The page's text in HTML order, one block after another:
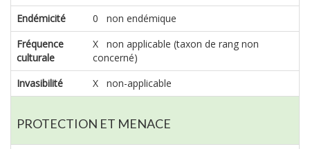
Endémicité
0 non endémique
Fréquence
culturale
X non applicable (taxon de rang non
concerné)
Invasibilité
X non-applicable
PROTECTION ET MENACE